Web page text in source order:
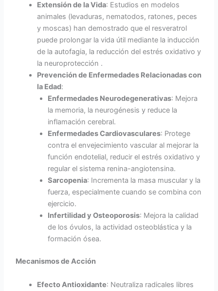
Extensión de la Vida: Estudios en modelos
animales (levaduras, nematodos, ratones, peces
y moscas) han demostrado que el resveratrol
puede prolongar la vida útil mediante la inducción
de la autofagia, la reducción del estrés oxidativo y
la neuroprotección .
Prevención de Enfermedades Relacionadas con
la Edad:
Enfermedades Neurodegenerativas: Mejora
la memoria, la neurogénesis y reduce la
inflamación cerebral.
Enfermedades Cardiovasculares: Protege
contra el envejecimiento vascular al mejorar la
función endotelial, reducir el estrés oxidativo y
regular el sistema renina-angiotensina.
Sarcopenia: Incrementa la masa muscular y la
fuerza, especialmente cuando se combina con
ejercicio.
Infertilidad y Osteoporosis: Mejora la calidad
de los óvulos, la actividad osteoblástica y la
formación ósea.
Mecanismos de Acción
Efecto Antioxidante: Neutraliza radicales libres